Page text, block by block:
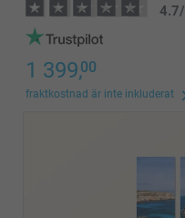
4.7/
1 399,00
fraktkostnad är inte inkluderat